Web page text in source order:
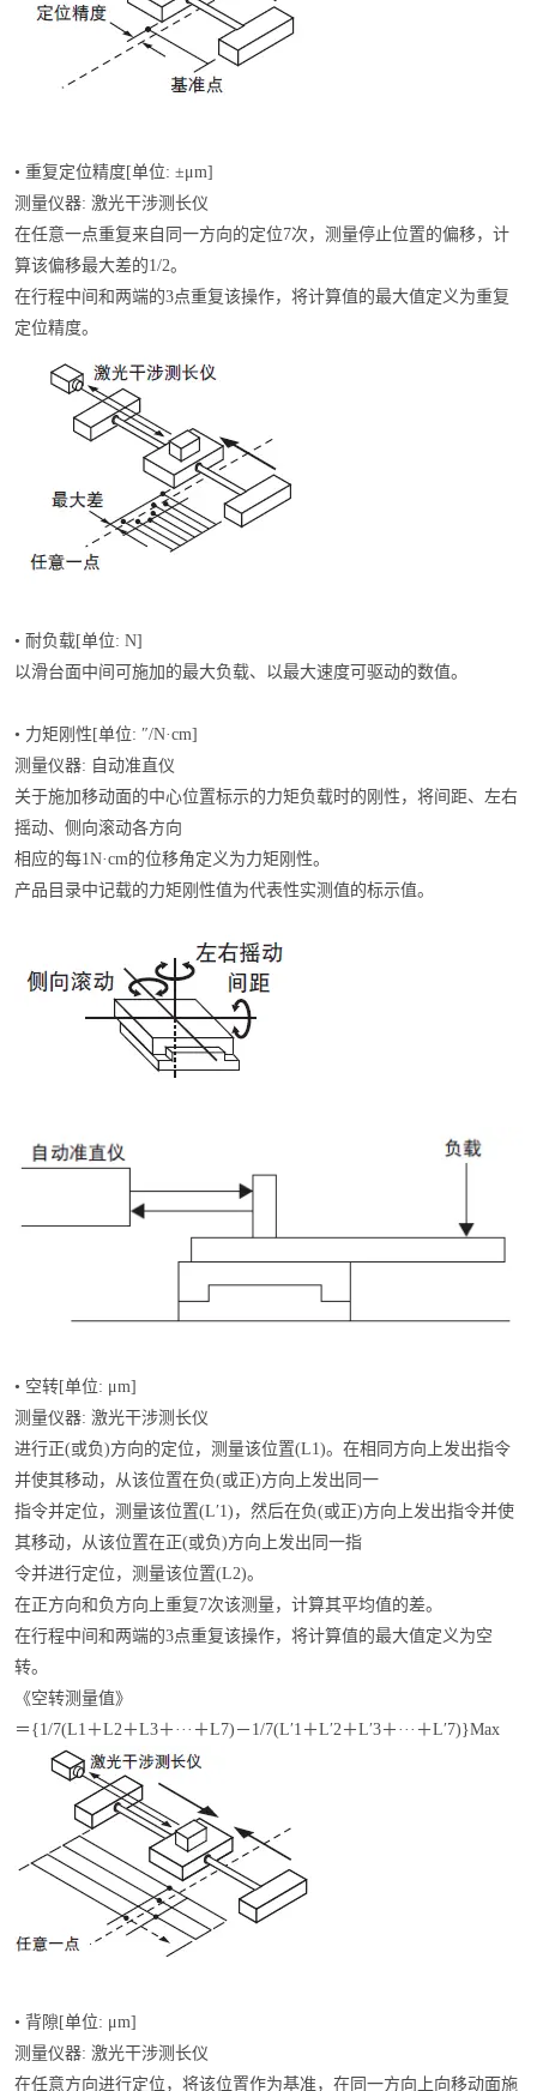
• 重复定位精度[单位: ±μm]
测量仪器: 激光干涉测长仪
在任意一点重复来自同一方向的定位7次，测量停止位置的偏移，计
算该偏移最大差的1/2。
在行程中间和两端的3点重复该操作，将计算值的最大值定义为重复
定位精度。
• 耐负载[单位: N]
以滑台面中间可施加的最大负载、以最大速度可驱动的数值。
• 力矩刚性[单位: ″/N·cm]
测量仪器: 自动准直仪
关于施加移动面的中心位置标示的力矩负载时的刚性，将间距、左右
摇动、侧向滚动各方向
相应的每1N·cm的位移角定义为力矩刚性。
产品目录中记载的力矩刚性值为代表性实测值的标示值。
• 空转[单位: μm]
测量仪器: 激光干涉测长仪
进行正(或负)方向的定位，测量该位置(L1)。在相同方向上发出指令
并使其移动，从该位置在负(或正)方向上发出同一
指令并定位，测量该位置(L′1)，然后在负(或正)方向上发出指令并使
其移动，从该位置在正(或负)方向上发出同一指
令并进行定位，测量该位置(L2)。
在正方向和负方向上重复7次该测量，计算其平均值的差。
在行程中间和两端的3点重复该操作，将计算值的最大值定义为空
转。
《空转测量值》
＝{1/7(L1＋L2＋L3＋···＋L7)－1/7(L′1＋L′2＋L′3＋···＋L′7)}Max
• 背隙[单位: μm]
测量仪器: 激光干涉测长仪
在任意方向进行定位，将该位置作为基准，在同一方向上向移动面施